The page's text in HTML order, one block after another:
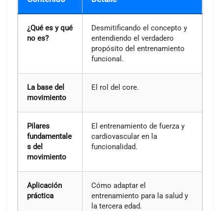
¿Qué es y qué
no es?
Desmitificando el concepto y
entendiendo el verdadero
propósito del entrenamiento
funcional.
La base del
movimiento
El rol del core.
Pilares
fundamentale
s del
movimiento
El entrenamiento de fuerza y
cardiovascular en la
funcionalidad.
Aplicación
práctica
Cómo adaptar el
entrenamiento para la salud y
la tercera edad.